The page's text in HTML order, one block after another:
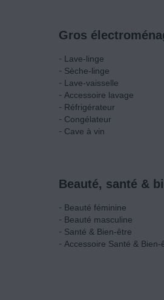
Gros
- Lave-linge
- Sèche-linge
- Lave-vaisselle
- Accessoire lavage
- Réfrigérateur
- Congélateur
- Cave à vin
Beauté, santé &
- Beauté féminine
- Beauté masculine
- Santé & Bien-être
- Accessoire Santé & Bien-